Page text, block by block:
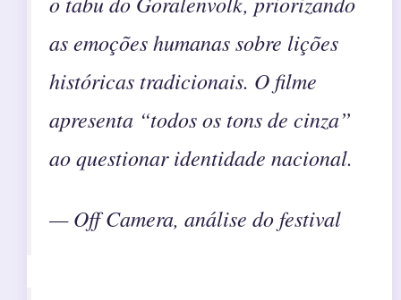
as emoções humanas sobre lições
históricas tradicionais. O filme
apresenta “todos os tons de cinza”
ao questionar identidade nacional.
— Off Camera, análise do festival